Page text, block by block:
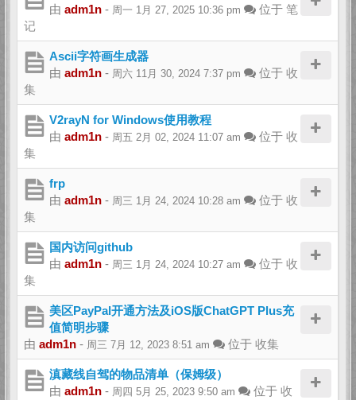
由 adm1n - 周一 1月 27, 2025 10:36 pm 位于 笔
记
Ascii字符画生成器
由 adm1n - 周六 11月 30, 2024 7:37 pm 位于 收
集
V2rayN for Windows使用教程
由 adm1n - 周五 2月 02, 2024 11:07 am 位于 收
集
frp
由 adm1n - 周三 1月 24, 2024 10:28 am 位于 收
集
国内访问github
由 adm1n - 周三 1月 24, 2024 10:27 am 位于 收
集
美区PayPal开通方法及iOS版ChatGPT Plus充
值简明步骤
由 adm1n - 周三 7月 12, 2023 8:51 am 位于 收集
滇藏线自驾的物品清单（保姆级）
由 adm1n - 周四 5月 25, 2023 9:50 am 位于 收